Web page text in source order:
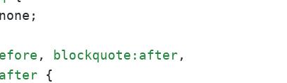
, blockquote :after
{